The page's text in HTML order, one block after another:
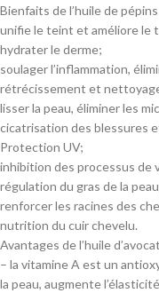
Bienfaits de l’huile de
unifie le teint et améliore le
hydrater le derme;
soulager l’inflammation,
rétrécissement et
lisser la peau, éliminer les
cicatrisation des blessures
Protection UV;
inhibition des processus de
régulation du gras de la
renforcer les racines des
nutrition du cuir chevelu.
Avantages de l’huile
– la vitamine A est un
la peau, augmente